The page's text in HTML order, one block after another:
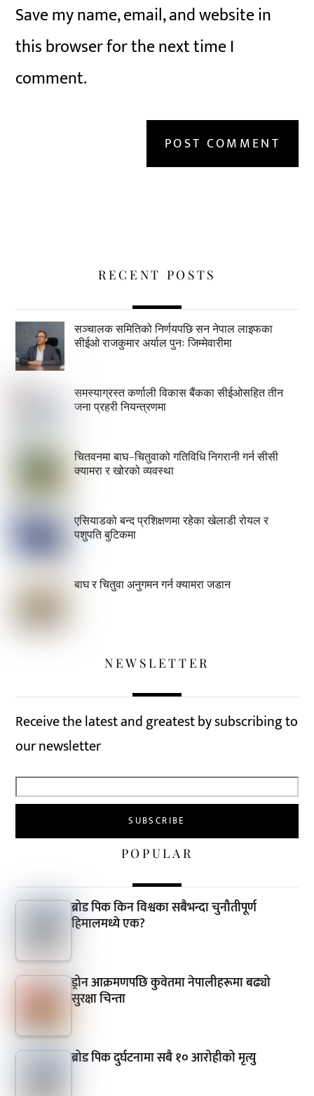
Save my name, email, and website in
this browser for the next time I
comment.
RECENT POSTS
सञ्चालक समितिको निर्णयपछि सन नेपाल लाइफका
सीईओ राजकुमार अर्याल पुनः जिम्मेवारीमा
समस्याग्रस्त कर्णाली विकास बैंकका सीईओसहित तीन
जना प्रहरी नियन्त्रणमा
चितवनमा बाघ–चितुवाको गतिविधि निगरानी गर्न सीसी
क्यामरा र खोरको व्यवस्था
एसियाडको बन्द प्रशिक्षणमा रहेका खेलाडी रोयल र
पशुपति बुटिकमा
बाघ र चितुवा अनुगमन गर्न क्यामरा जडान
NEWSLETTER
Receive the latest and greatest by subscribing to
our newsletter
POPULAR
ब्रोड पिक किन विश्वका सबैभन्दा चुनौतीपूर्ण
हिमालमध्ये एक?
ड्रोन आक्रमणपछि कुवेतमा नेपालीहरूमा बढ्यो
सुरक्षा चिन्ता
ब्रोड पिक दुर्घटनामा सबै १० आरोहीको मृत्यु